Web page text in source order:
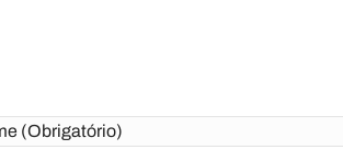
(Obrigatório)